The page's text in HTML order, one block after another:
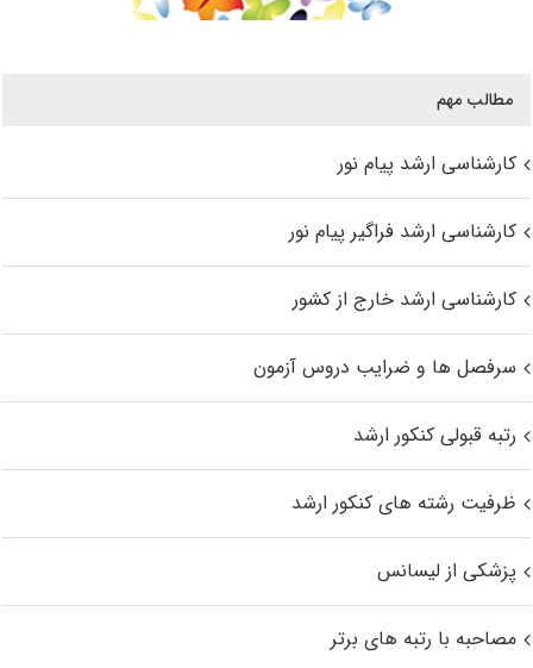
مطالب مهم
کارشناسی ارشد پیام نور
کارشناسی ارشد فراگیر پیام نور
کارشناسی ارشد خارج از کشور
سرفصل ها و ضرایب دروس آزمون
رتبه قبولی کنکور ارشد
ظرفیت رشته های کنکور ارشد
پزشکی از لیسانس
مصاحبه با رتبه های برتر